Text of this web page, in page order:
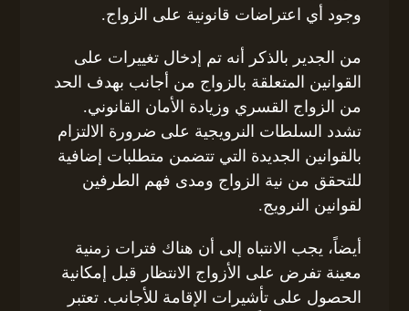
وجود أي اعتراضات قانونية على الزواج.
من الجدير بالذكر أنه تم إدخال تغييرات على
القوانين المتعلقة بالزواج من أجانب بهدف الحد
من الزواج القسري وزيادة الأمان القانوني.
تشدد السلطات النرويجية على ضرورة الالتزام
بالقوانين الجديدة التي تتضمن متطلبات إضافية
للتحقق من نية الزواج ومدى فهم الطرفين
لقوانين النرويج.
أيضاً، يجب الانتباه إلى أن هناك فترات زمنية
معينة تفرض على الأزواج الانتظار قبل إمكانية
الحصول على تأشيرات الإقامة للأجانب. تعتبر